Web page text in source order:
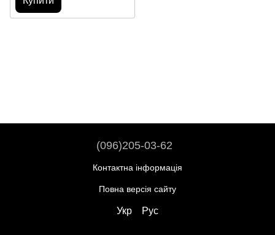
(096)205-03-62
Контактна інформація
Повна версія сайту
Укр Рус